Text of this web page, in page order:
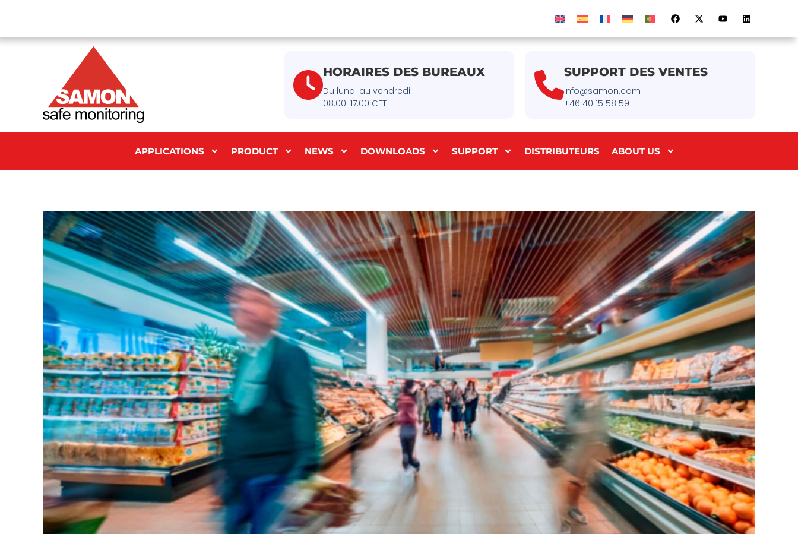
HORAIRES DES BUREAUX
Du lundi au vendredi
08.00-17.00 CET
SUPPORT DES VENTES
info@samon.com
+46 40 15 58 59
APPLICATIONS PRODUCT NEWS DOWNLOADS SUPPORT DISTRIBUTEURS ABOUT US